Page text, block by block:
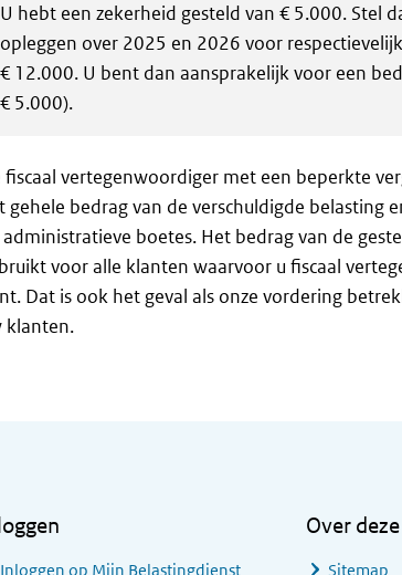
U hebt een zekerheid gesteld van € 5.000. Stel
opleggen over 2025 en 2026 voor
€ 12.000. U bent dan aansprakelijk voor een
€ 5.000).
fiscaal vertegenwoordiger met een beperkte
gehele bedrag van de verschuldigde belasting
administratieve boetes. Het bedrag van de
voor alle klanten waarvoor u fiscaal
Dat is ook het geval als onze vordering
klanten.
Inloggen op Mijn Belastingdienst
Over
Sitemap